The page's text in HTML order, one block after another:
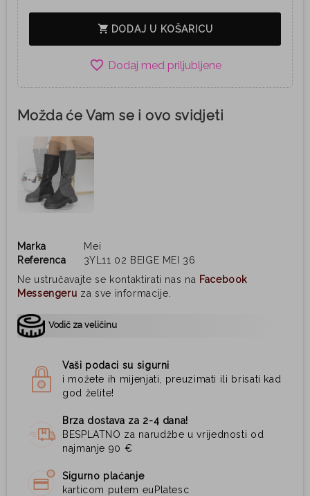
shopping_cart DODAJ U KOŠARICU
favorite_border
Možda će Vam se i ovo svidjeti
Marka
Mei
Referenca
3YL11 02 BEIGE MEI 36
Ne ustručavajte se kontaktirati nas na Facebook
Messengeru za sve informacije.
Vodič za veličinu
Vaši podaci su sigurni
i možete ih mijenjati, preuzimati ili brisati kad
god želite!
Brza dostava za 2-4 dana!
BESPLATNO za narudžbe u vrijednosti od
najmanje 90 €
Sigurno plaćanje
karticom putem euPlatesc